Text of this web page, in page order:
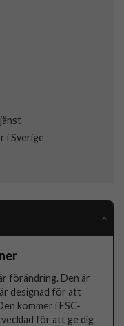
i Sverige
förändring. Den är
designad för att
kommer i FSC-
för att ge dig